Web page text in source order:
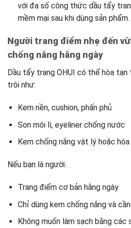
với đa số công thức dầu tẩy
mềm mại sau khi dùng sản phẩm.
Người trang điểm nhẹ đến
chống nắng hằng ngày
Dầu tẩy trang OHUI có thể hòa
trôi như:
Kem nền, cushion, phấn phủ
Son môi lì, eyeliner chống nước
Kem chống nắng vật lý hoặc
Nếu bạn là người:
Trang điểm cơ bản hằng ngày
Chỉ dùng kem chống nắng và
Không muốn làm sạch bằng các